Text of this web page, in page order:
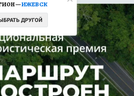
МИР Я ЗНАЮ СЕМЬЯ
СЕРИАЛЫ СПЕЦПРОЕКТЫ
КОНКУРСЫ РАБОТА У
—ИЖЕВСК
ДРУГОЙ